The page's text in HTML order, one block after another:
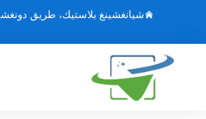
شيانغشينغ بلاستيك، طريق